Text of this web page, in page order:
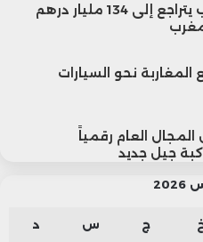
عجز السيولة البنكية بالمغرب يتراجع إلى 134 مليار درهم
المغاربة نحو السيارات
العام رقمياً
جيل جديد
ج س د